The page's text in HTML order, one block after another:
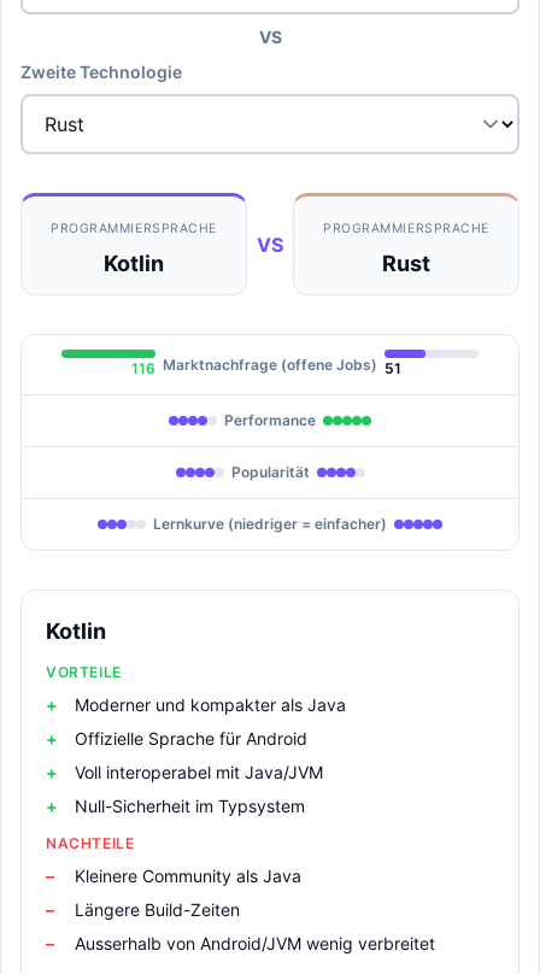
VS
Zweite Technologie
PROGRAMMIERSPRACHE
Kotlin
VS
PROGRAMMIERSPRACHE
Rust
116 Marktnachfrage (offene Jobs) 51
Performance
Popularität
Lernkurve (niedriger = einfacher)
Kotlin
VORTEILE
Moderner und kompakter als Java
Offizielle Sprache für Android
Voll interoperabel mit Java/JVM
Null-Sicherheit im Typsystem
NACHTEILE
Kleinere Community als Java
Längere Build-Zeiten
Ausserhalb von Android/JVM wenig verbreitet